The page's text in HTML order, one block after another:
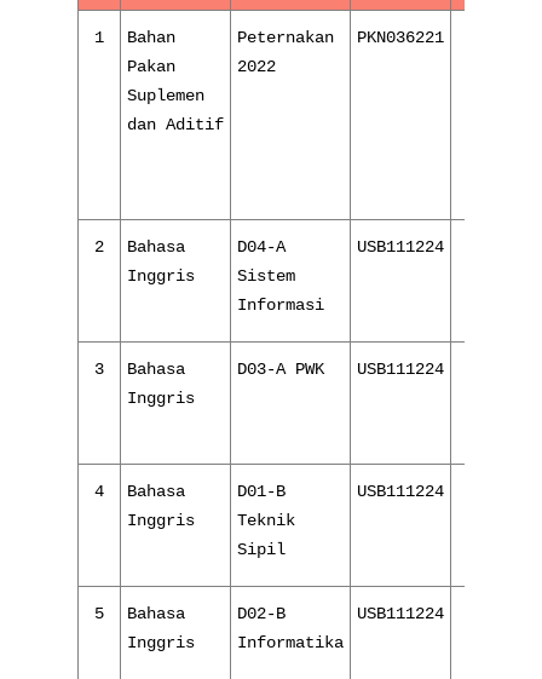
1
Bahan
Pakan
Suplemen
dan Aditif
Peternakan
2022
PKN036221
2
Bahasa
Inggris
D04-A
Sistem
Informasi
USB111224
3
Bahasa
Inggris
D03-A PWK USB111224
4
Bahasa
Inggris
D01-B
Teknik
Sipil
USB111224
5
Bahasa
Inggris
D02-B
Informatika
USB111224